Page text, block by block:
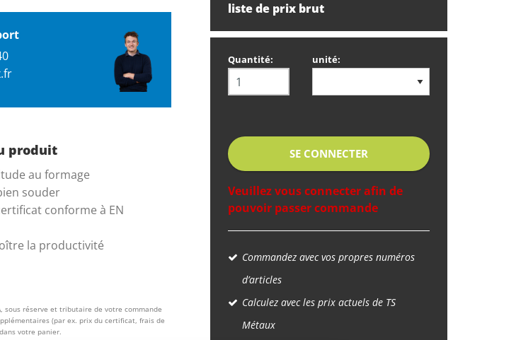
produit
au formage
souder
conforme à EN
la productivité
sous réserve et tributaire de votre commande
(par ex. prix du certificat, frais de
votre panier.
liste de prix brut
Quantité: unité:
SE CONNECTER
Veuillez vous connecter afin de
pouvoir passer commande
Commandez avec vos propres numéros
d’articles
Calculez avec les prix actuels de TS
Métaux